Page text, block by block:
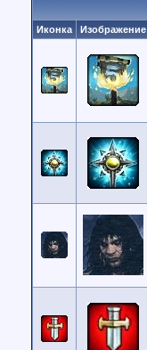
Иконка Изображение